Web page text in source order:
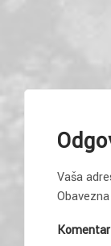
Vaša
Komentar